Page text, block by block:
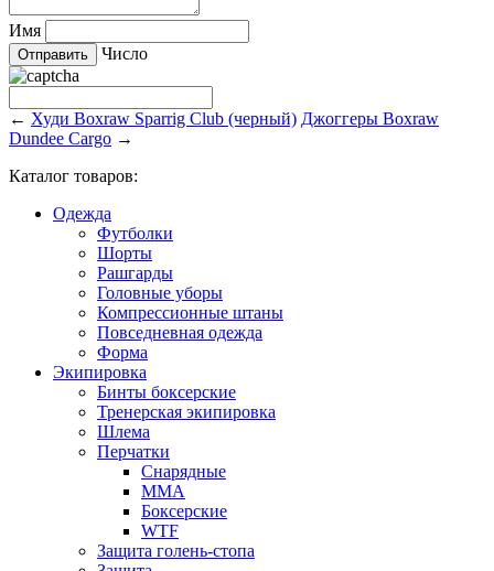
Имя
Число
← Худи Boxraw Sparrig Club (черный) Джоггеры Boxraw
Dundee Cargo →
Каталог товаров:
Одежда
Футболки
Шорты
Рашгарды
Головные уборы
Компрессионные штаны
Повседневная одежда
Форма
Экипировка
Бинты боксерские
Тренерская экипировка
Шлема
Перчатки
Снарядные
ММА
Боксерские
WTF
Защита голень-стопа